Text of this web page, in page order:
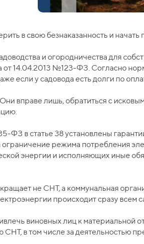
в свою безнаказанность и
и огородничества для
14.04.2013 №123-ФЗ. Согласно
если у садовода есть долги по
вправе лишь, обратиться с
в статье 38 установлены
режима потребления
энергии и исполняющих иные
не СНТ, а коммунальная
происходит сразу всем
виновных лиц к материальной
в том числе за деятельностью